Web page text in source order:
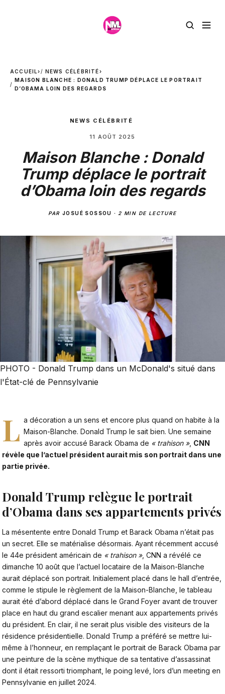
ACCUEIL› NEWS CÉLÉBRITÉ›
MAISON BLANCHE : DONALD TRUMP DÉPLACE LE PORTRAIT
D’OBAMA LOIN DES REGARDS
NEWS CÉLÉBRITÉ
11 AOÛT 2025
Maison Blanche : Donald
Trump déplace le portrait
d’Obama loin des regards
PARJOSUÉ SOSSOU · 2 MIN DE LECTURE
PHOTO - Donald Trump dans un McDonald's situé dans
l'État-clé de Pennsylvanie
L a décoration a un sens et encore plus quand on habite à la
Maison-Blanche. Donald Trump le sait bien. Une semaine
après avoir accusé Barack Obama de « trahison », CNN
révèle que l’actuel président aurait mis son portrait dans une
partie privée.
Donald Trump relègue le portrait
d’Obama dans ses appartements privés
La mésentente entre Donald Trump et Barack Obama n’était pas
un secret. Elle se matérialise désormais. Ayant récemment accusé
le 44e président américain de « trahison », CNN a révélé ce
dimanche 10 août que l’actuel locataire de la Maison-Blanche
aurait déplacé son portrait. Initialement placé dans le hall d’entrée,
comme le stipule le règlement de la Maison-Blanche , le tableau
aurait été d’abord déplacé dans le Grand Foyer avant de trouver
place en haut du grand escalier menant aux appartements privés
du président. En clair, il ne serait plus visible des visiteurs de la
résidence présidentielle. Donald Trump a préféré se mettre lui-
même à l’honneur, en remplaçant le portrait de Barack Obama par
une peinture de la scène mythique de sa tentative d’assassinat
dont il était ressorti triomphant, le poing levé, lors d’un meeting en
Pennsylvanie en juillet 2024.